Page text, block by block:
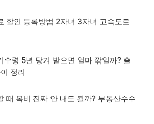
할인 등록방법 2자녀 3자녀 고속도로
수령 5년 당겨 받으면 얼마 깎일까? 출
정리
때 복비 진짜 안 내도 될까? 부동산수수